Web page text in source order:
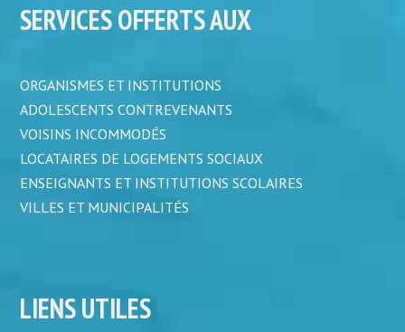
SERVICES OFFERTS AUX
ORGANISMES ET INSTITUTIONS
ADOLESCENTS CONTREVENANTS
VOISINS INCOMMODÉS
LOCATAIRES DE LOGEMENTS SOCIAUX
ENSEIGNANTS ET INSTITUTIONS SCOLAIRES
VILLES ET MUNICIPALITÉS
LIENS UTILES